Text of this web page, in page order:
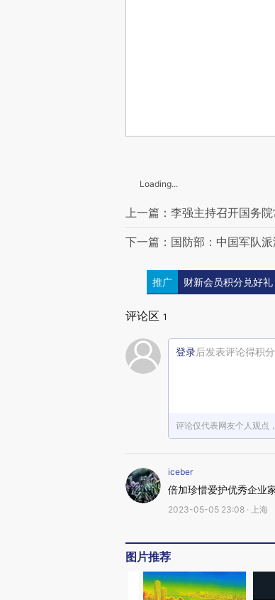
Loading...
上一篇：李强主持召开国务
下一篇：国防部：中国军队
推广 财新会员积分兑好礼
评论区 1
登录后发表评论得积分
评论仅代表网友个人观点
iceber
倍加珍惜爱护优秀企业
2023-05-05 23:08 · 上海
图片推荐